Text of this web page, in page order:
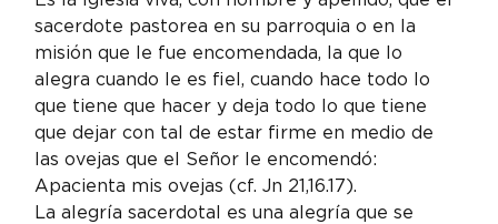
sacerdote pastorea en su parroquia o en la
misión que le fue encomendada, la que lo
alegra cuando le es fiel, cuando hace todo lo
que tiene que hacer y deja todo lo que tiene
que dejar con tal de estar firme en medio de
las ovejas que el Señor le encomendó:
Apacienta mis ovejas (cf. Jn 21,16.17).
La alegría sacerdotal es una alegría que se